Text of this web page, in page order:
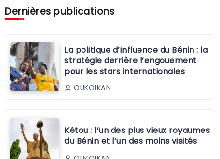
Dernières publications
La politique d’influence du Bénin : la
stratégie derrière l’engouement
pour les stars internationales
OUKOIKAN
Kétou : l’un des plus vieux royaumes
du Bénin et l’un des moins visités